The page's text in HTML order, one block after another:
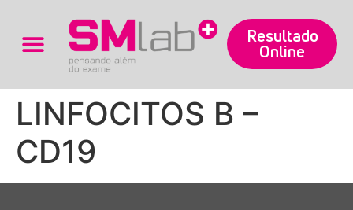
Resultado
Online
LINFOCITOS B –
CD19